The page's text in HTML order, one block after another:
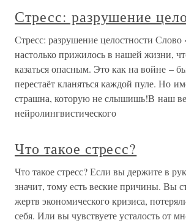
Стресс: разрушение
Стресс: разрушение целостности Слово
настолько прижилось в нашей жизни,
казаться опасным. Это как на войне –
перестаёт кланяться каждой пуле. Но
страшна, которую не слышишь!В наш
нейролингвистического
Что такое стресс?
Что такое стресс? Если вы держите в
значит, тому есть веские причины. Вы
жертв экономического кризиса,
себя. Или вы чувствуете усталость от